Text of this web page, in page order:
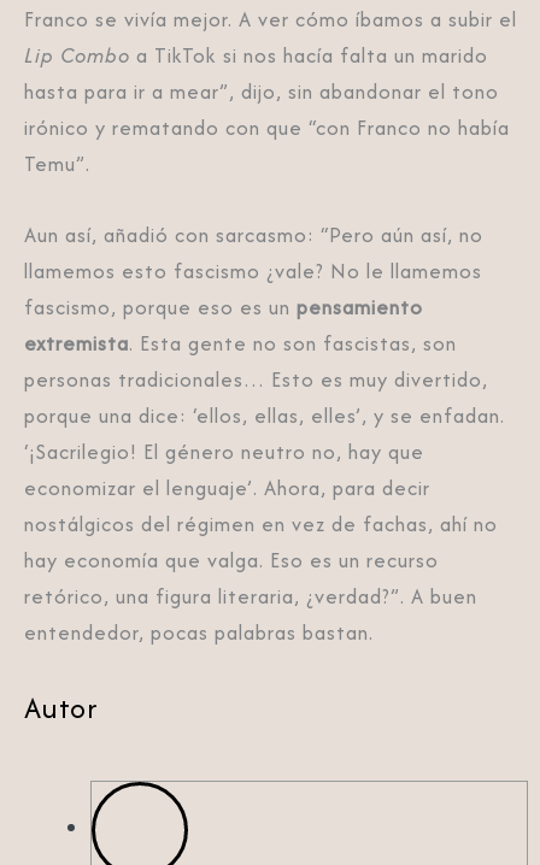
Franco se vivía mejor. A ver cómo íbamos a subir el
Lip Combo a TikTok si nos hacía falta un marido
hasta para ir a mear”, dijo, sin abandonar el tono
irónico y rematando con que “con Franco no había
Temu”.
Aun así, añadió con sarcasmo: “Pero aún así, no
llamemos esto fascismo ¿vale? No le llamemos
fascismo, porque eso es un pensamiento
extremista. Esta gente no son fascistas, son
personas tradicionales… Esto es muy divertido,
porque una dice: ‘ellos, ellas, elles’, y se enfadan.
‘¡Sacrilegio! El género neutro no, hay que
economizar el lenguaje’. Ahora, para decir
nostálgicos del régimen en vez de fachas, ahí no
hay economía que valga. Eso es un recurso
retórico, una figura literaria, ¿verdad?”. A buen
entendedor, pocas palabras bastan.
Autor